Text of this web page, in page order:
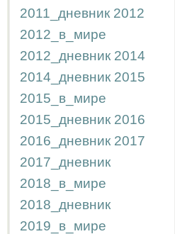
2011_дневник 2012
2012_в_мире
2012_дневник 2014
2014_дневник 2015
2015_в_мире
2015_дневник 2016
2016_дневник 2017
2017_дневник
2018_в_мире
2018_дневник
2019_в_мире